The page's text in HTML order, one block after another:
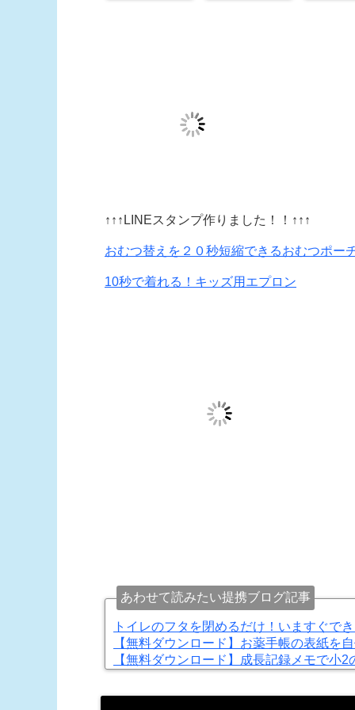
↑↑↑LINEスタンプ作りました！！↑↑↑
おむつ替えを２０秒短縮できるおむつポー
10秒で着れる！キッズ用エプロン
あわせて読みたい提携ブログ記事
トイレのフタを閉めるだけ！いますぐで
【無料ダウンロード】お薬手帳の表紙を
【無料ダウンロード】成長記録メモで小